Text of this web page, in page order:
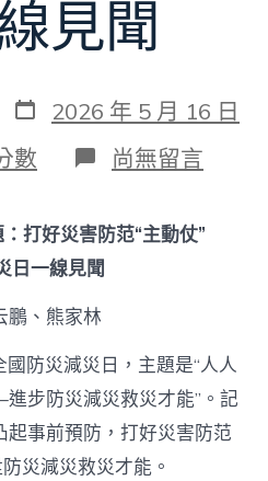
見聞
發
表
日
期
2026 年 5 月 16 日
數 在
〈打
災
害
仗”
——
第
18
個
JIUYI
尚無留言
打好災害防范“主動仗”
一線見聞
鵬、熊家林
防災減災日，主題是“人人
步防災減災救災才能”。記
事前預防，打好災害防范
災減災救災才能。